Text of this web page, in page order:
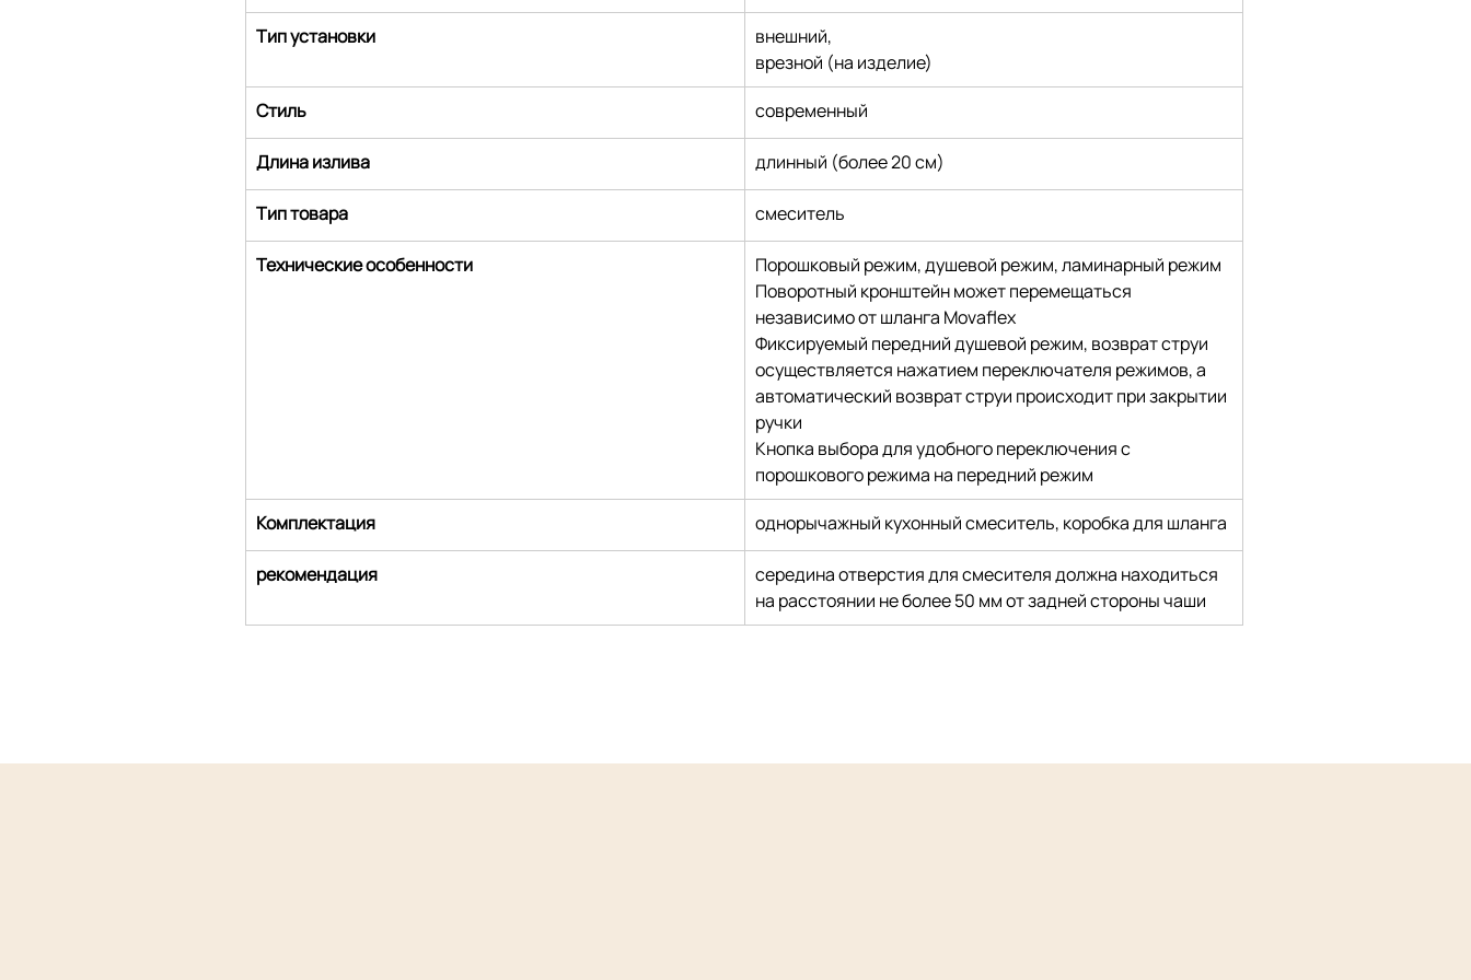
Тип установки
внешний,
врезной (на изделие)
Стиль
современный
Длина излива длинный (более 20 см)
Тип товара смеситель
Технические особенности
Порошковый режим, душевой режим, ламинарный режим
Поворотный кронштейн может перемещаться
независимо от шланга Movaflex
Фиксируемый передний душевой режим, возврат струи
осуществляется нажатием переключателя режимов, а
автоматический возврат струи происходит при закрытии
ручки
Кнопка выбора для удобного переключения с
порошкового режима на передний режим
Комплектация
однорычажный кухонный смеситель, коробка для шланга
рекомендация
середина отверстия для смесителя должна находиться
на расстоянии не более 50 мм от задней стороны чаши